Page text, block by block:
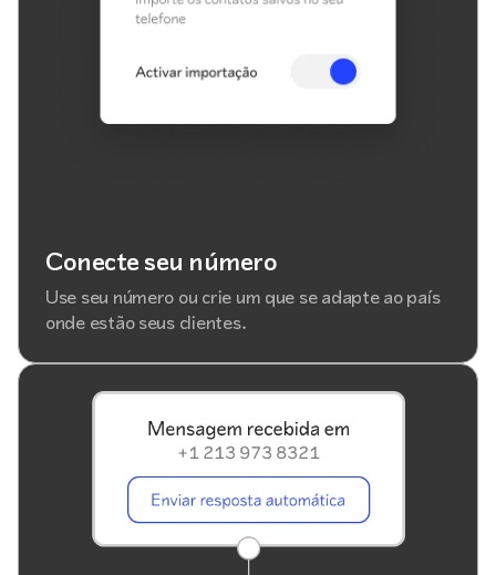
Conecte seu número
Use seu número ou crie um que se adapte ao país
onde estão seus clientes.